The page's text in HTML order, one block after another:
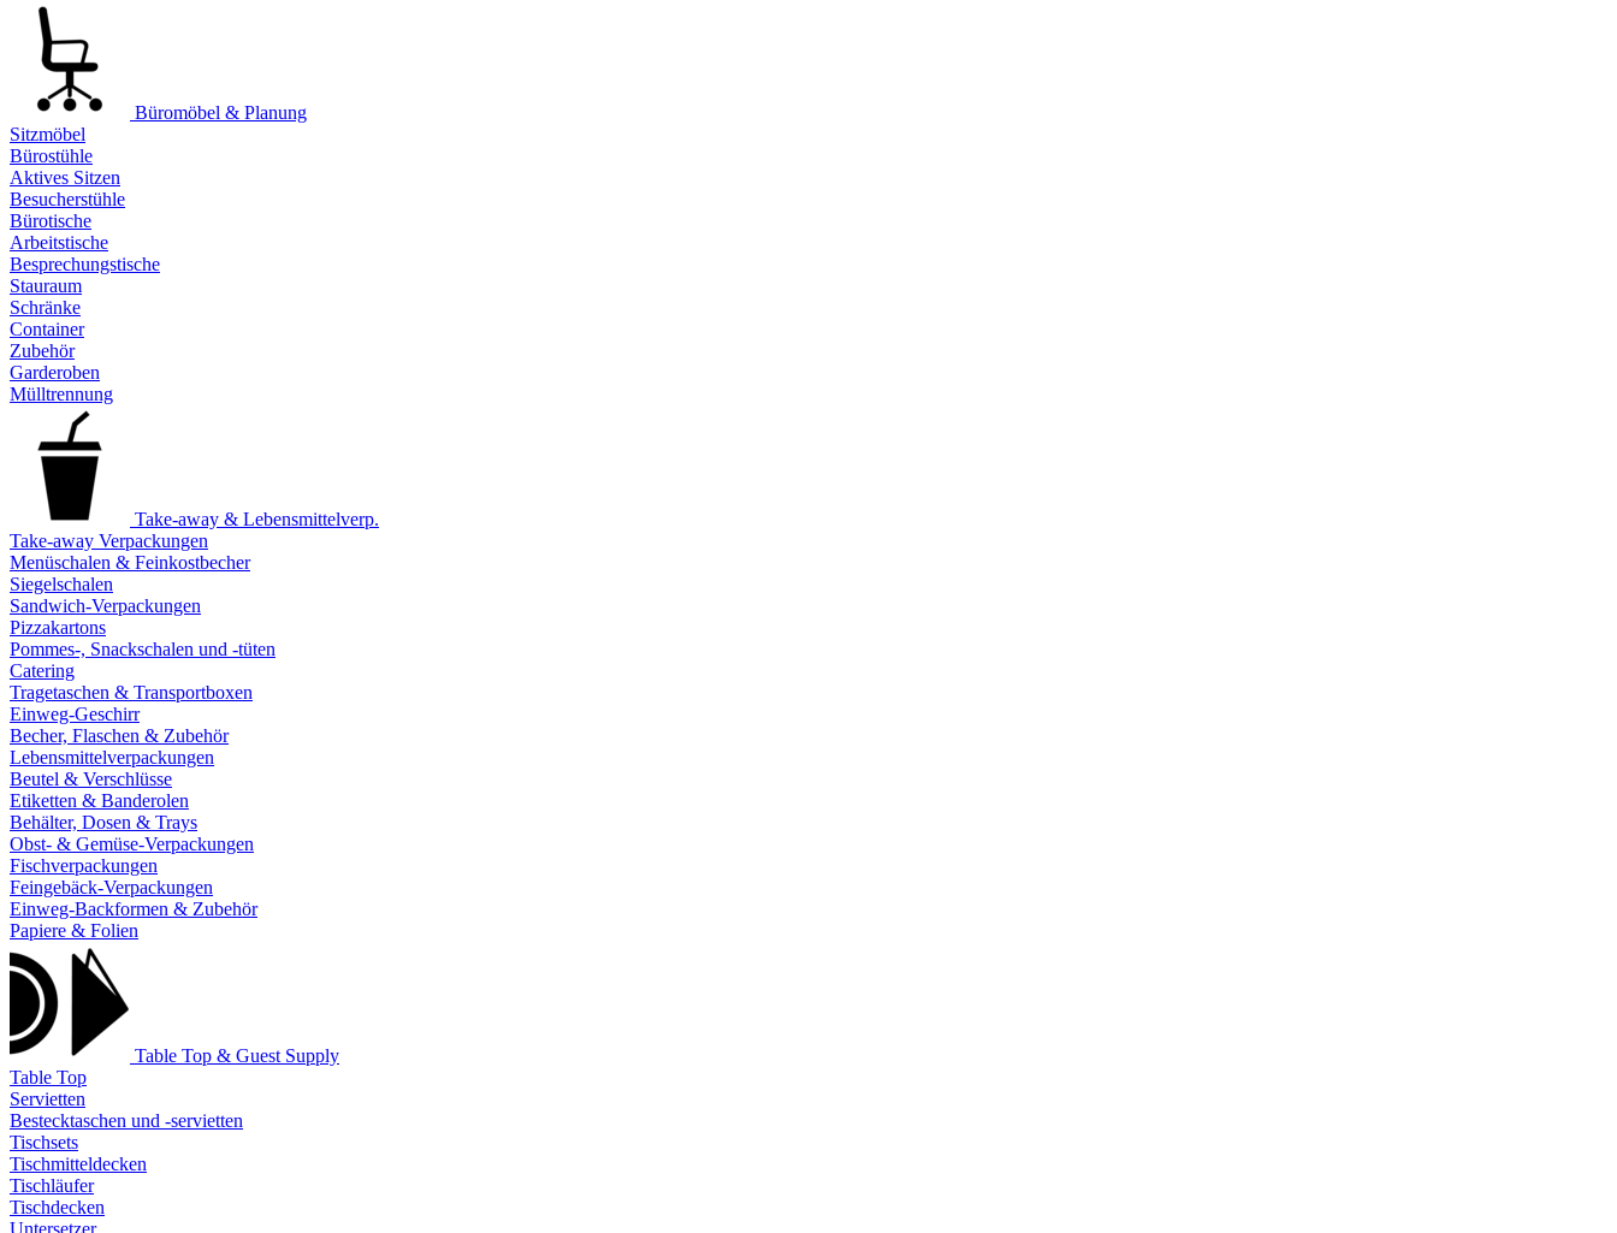
Büromöbel & Planung
Sitzmöbel
Bürostühle
Aktives Sitzen
Besucherstühle
Bürotische
Arbeitstische
Besprechungstische
Stauraum
Schränke
Container
Zubehör
Garderoben
Mülltrennung
Take-away & Lebensmittelverp.
Take-away Verpackungen
Menüschalen & Feinkostbecher
Siegelschalen
Sandwich-Verpackungen
Pizzakartons
Pommes-, Snackschalen und -tüten
Catering
Tragetaschen & Transportboxen
Einweg-Geschirr
Becher, Flaschen & Zubehör
Lebensmittelverpackungen
Beutel & Verschlüsse
Etiketten & Banderolen
Behälter, Dosen & Trays
Obst- & Gemüse-Verpackungen
Fischverpackungen
Feingebäck-Verpackungen
Einweg-Backformen & Zubehör
Papiere & Folien
Table Top & Guest Supply
Table Top
Servietten
Bestecktaschen und -servietten
Tischsets
Tischmitteldecken
Tischläufer
Tischdecken